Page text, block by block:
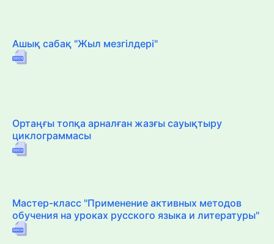
Ашық сабақ "Жыл мезгілдері"
Ортаңғы топқа арналған жазғы сауықтыру
циклограммасы
Мастер-класс "Применение активных методов
обучения на уроках русского языка и литературы"